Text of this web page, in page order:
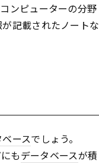
ンピューターの分野
記載されたノートな
ースでしょう。
もデータベースが積